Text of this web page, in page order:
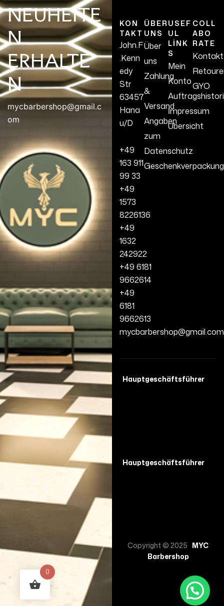
KON
TAKT
John.F
.Kenn
edy
Str
63457
Hana
u/D
+49
163 911
99 33
+49
1573
8226136
+49
1632
242922
+49 6181
9662614
+49
6181
9662613
mycbarbershop@gmail.com
ÜBER
UNS
Über
uns
Zahlung
&
Versand
Angaben
zum
Datenschutz
Geschenkverpackung
USEF
UL
LINK
S
Mein
Konto
İmpressum
Übersicht
COLL
ABO
RATE
Kontakt
GYO
Hauptgeschäftsführer
Hauptgeschäftsführer
Copyright © 2025 MYC
Barbershop
NEUHEITE
N
ERHALTE
N
mycbarbershop@gmail.c
om
0